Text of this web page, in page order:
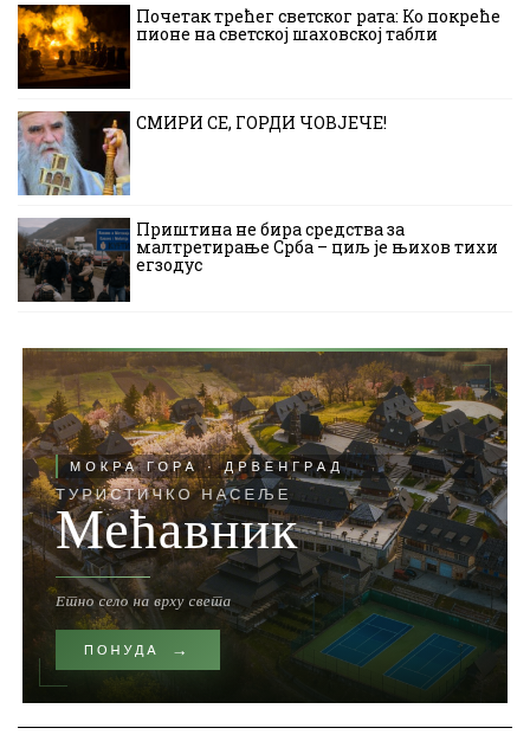
Почетак трећег светског рата: Ко покреће
пионе на светској шаховској табли
СМИРИ СЕ, ГОРДИ ЧОВЈЕЧЕ!
Приштина не бира средства за
малтретирање Срба – циљ је њихов тихи
егзодус